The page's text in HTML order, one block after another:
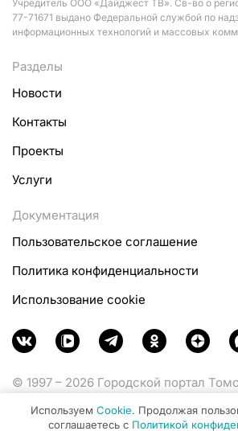
Учредитель ООО «Дайджест ТВ». Св-во о
77-71671 выдано Федеральной службой по
информационных технологий и массовых
Разделы
Новости
Контакты
Проекты
Услуги
Документация
Пользовательское соглашение
Политика конфиденциальности
Использование cookie
© 1997 – 2026 Городской портал
Министерства цифрового развития,
Используем Cookie. Продолжая
соглашаетесь с Политикой